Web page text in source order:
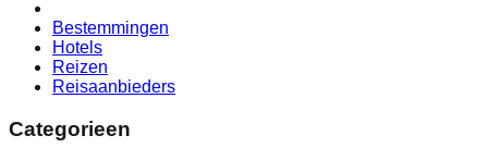
Bestemmingen
Hotels
Reizen
Reisaanbieders
Categorieen